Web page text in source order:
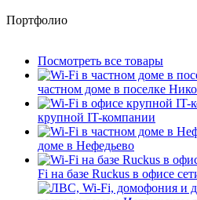
Портфолио
Посмотреть все товары
частном доме в поселке
крупной IT-компании
доме в Нефедьево
Fi на базе Ruckus в офисе